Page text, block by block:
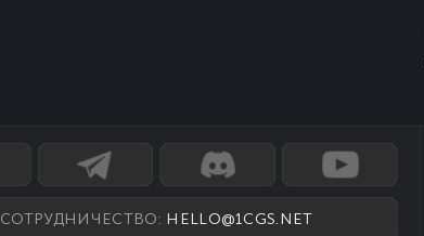
СОТРУДНИЧЕСТВО: HELLO@1CGS.NET